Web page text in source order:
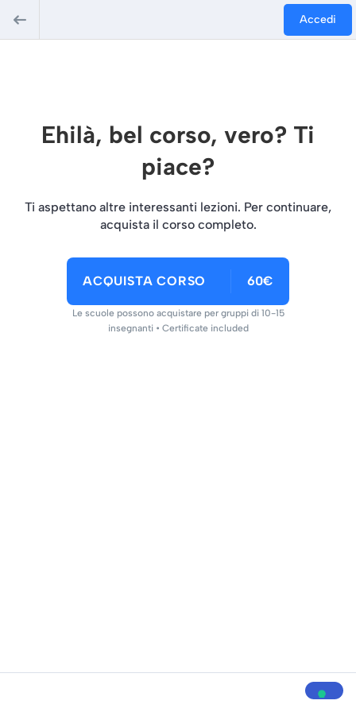
Accedi
Ehilà, bel corso, vero? Ti
piace?
Ti aspettano altre interessanti lezioni. Per continuare,
acquista il corso completo.
ACQUISTA CORSO 60€
Le scuole possono acquistare per gruppi di 10-15
insegnanti • Certificate included